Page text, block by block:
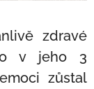
zdravé
v jeho 3
zůstal